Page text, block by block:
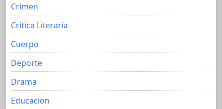
Crimen
Crítica Literaria
Cuerpo
Deporte
Drama
Educacion